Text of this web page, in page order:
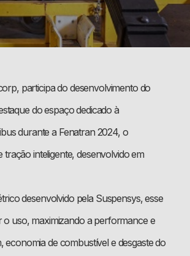
participa do desenvolvimento do
do espaço dedicado à
durante a Fenatran 2024, o
inteligente, desenvolvido em
desenvolvido pela Suspensys, esse
o uso, maximizando a performance e
de combustível e desgaste do